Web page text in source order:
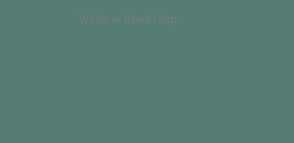
Weiterer Inhalt folgt.